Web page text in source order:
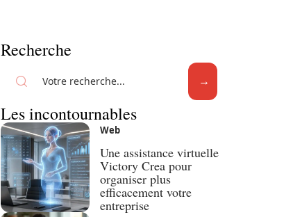
Recherche
Les incontournables
Web
Une assistance virtuelle
Victory Crea pour
organiser plus
efficacement votre
entreprise